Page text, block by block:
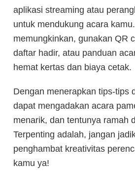
aplikasi streaming atau
untuk mendukung acara
memungkinkan, gunakan QR
daftar hadir, atau panduan
hemat kertas dan biaya cetak.
Dengan menerapkan tips-tips
dapat mengadakan acara
menarik, dan tentunya ramah
Terpenting adalah, jangan
penghambat kreativitas
kamu ya!